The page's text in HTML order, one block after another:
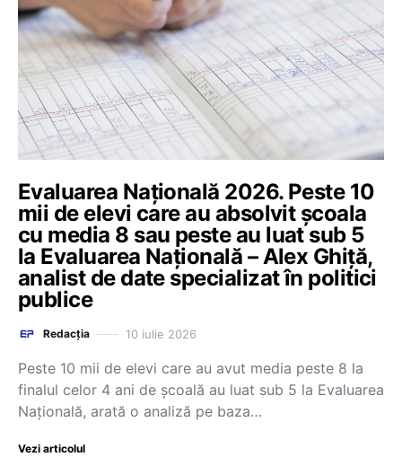
Evaluarea Națională 2026. Peste 10
mii de elevi care au absolvit școala
cu media 8 sau peste au luat sub 5
la Evaluarea Națională – Alex Ghiță,
analist de date specializat în politici
publice
Redacția 10 iulie 2026
Peste 10 mii de elevi care au avut media peste 8 la
finalul celor 4 ani de școală au luat sub 5 la Evaluarea
Națională, arată o analiză pe baza…
Vezi articolul